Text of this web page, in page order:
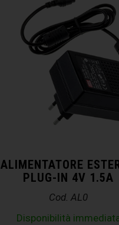
ALIMENTATORE
PLUG-IN 4V 1.5A
Cod. AL0
Disponibilità